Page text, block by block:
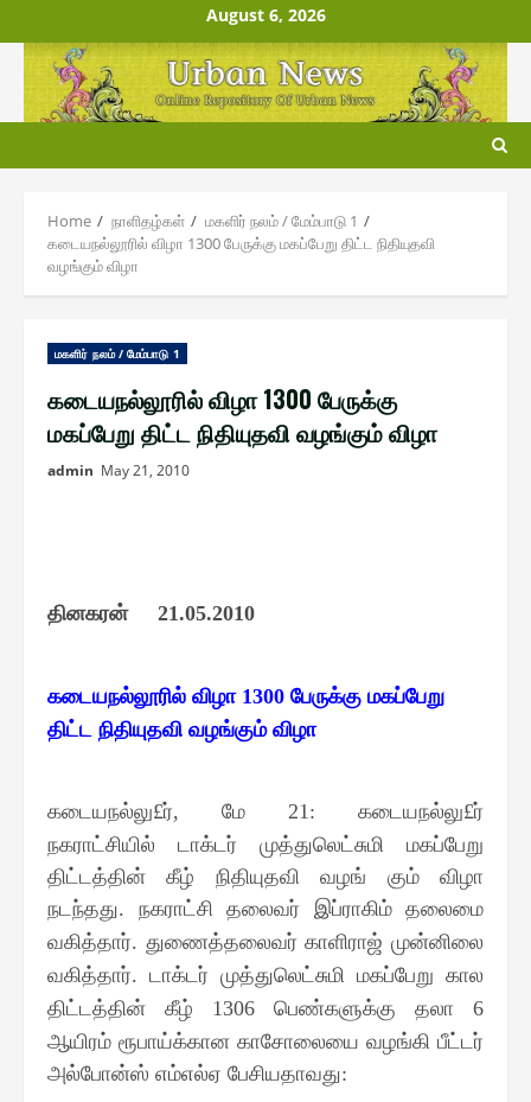
to
content
August 6, 2026
Home நாளிதழ்௧ள்
ம௧ளிர் நலம் / மேம்பாடு 1
கடையநல்லூரில் விழா 1300 பேருக்கு மகப்பேறு திட்ட நிதியுதவி
வழங்கும் விழா
ம௧ளிர் நலம் / மேம்பாடு 1
கடையநல்லூரில் விழா 1300 பேருக்கு
மகப்பேறு திட்ட நிதியுதவி வழங்கும் விழா
admin May 21, 2010
தினகரன் 21.05.2010
கடையநல்லூரில் விழா 1300 பேருக்கு மகப்பேறு
திட்ட நிதியுதவி வழங்கும் விழா
கடையநல்லு£ர், மே 21: கடையநல்லு£ர்
நகராட்சியில் டாக்டர் முத்துலெட்சுமி மகப்பேறு
திட்டத்தின் கீழ் நிதியுதவி வழங் கும் விழா
நடந்தது. நகராட்சி தலைவர் இப்ராகிம் தலைமை
வகித்தார். துணைத்தலைவர் காளிராஜ் முன்னிலை
வகித்தார். டாக்டர் முத்துலெட்சுமி மகப்பேறு கால
திட்டத்தின் கீழ்
1306 பெண்களுக்கு தலா 6
ஆயிரம் ரூபாய்க்கான காசோலையை வழங்கி பீட்டர்
அல்போன்ஸ் எம்எல்ஏ பேசியதாவது: